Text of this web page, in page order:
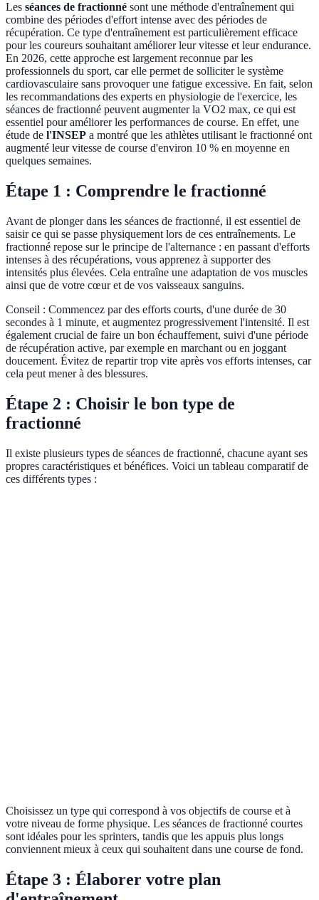
Les séances de fractionné sont une méthode d'entraînement qui
combine des périodes d'effort intense avec des périodes de
récupération. Ce type d'entraînement est particulièrement efficace
pour les coureurs souhaitant améliorer leur vitesse et leur endurance.
En 2026, cette approche est largement reconnue par les
professionnels du sport, car elle permet de solliciter le système
cardiovasculaire sans provoquer une fatigue excessive. En fait, selon
les recommandations des experts en physiologie de l'exercice, les
séances de fractionné peuvent augmenter la VO2 max, ce qui est
essentiel pour améliorer les performances de course. En effet, une
étude de l'INSEP a montré que les athlètes utilisant le fractionné ont
augmenté leur vitesse de course d'environ 10 % en moyenne en
quelques semaines.
Étape 1 : Comprendre le fractionné
Avant de plonger dans les séances de fractionné, il est essentiel de
saisir ce qui se passe physiquement lors de ces entraînements. Le
fractionné repose sur le principe de l'alternance : en passant d'efforts
intenses à des récupérations, vous apprenez à supporter des
intensités plus élevées. Cela entraîne une adaptation de vos muscles
ainsi que de votre cœur et de vos vaisseaux sanguins.
Conseil : Commencez par des efforts courts, d'une durée de 30
secondes à 1 minute, et augmentez progressivement l'intensité. Il est
également crucial de faire un bon échauffement, suivi d'une période
de récupération active, par exemple en marchant ou en joggant
doucement. Évitez de repartir trop vite après vos efforts intenses, car
cela peut mener à des blessures.
Étape 2 : Choisir le bon type de
fractionné
Il existe plusieurs types de séances de fractionné, chacune ayant ses
propres caractéristiques et bénéfices. Voici un tableau comparatif de
ces différents types :
Choisissez un type qui correspond à vos objectifs de course et à
votre niveau de forme physique. Les séances de fractionné courtes
sont idéales pour les sprinters, tandis que les appuis plus longs
conviennent mieux à ceux qui souhaitent dans une course de fond.
Étape 3 : Élaborer votre plan